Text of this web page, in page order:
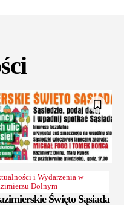
i Wydarzenia w
Dolnym
Święto Sąsiada